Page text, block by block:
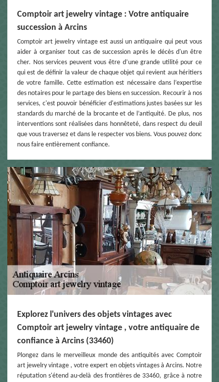
Comptoir art jewelry vintage : Votre antiquaire
succession à Arcins
Comptoir art jewelry vintage est aussi un antiquaire qui peut vous
aider à organiser tout cas de succession après le décès d'un être
cher. Nos services peuvent vous être d’une grande utilité pour ce
qui est de définir la valeur de chaque objet qui revient aux héritiers
de votre famille. Cette estimation est nécessaire dans l’expertise
des notaires pour le partage des biens en succession. Recourir à nos
services, c'est pouvoir bénéficier d'estimations justes basées sur les
standards du marché de la brocante et de l’antiquité. De plus, nos
interventions sont réalisées dans honnêteté, dans respect du deuil
que vous traversez et dans le respecter vos biens. Vous pouvez donc
nous faire entièrement confiance.
Explorez l'univers des objets vintages avec
Comptoir art jewelry vintage , votre antiquaire de
confiance à Arcins (33460)
Plongez dans le merveilleux monde des antiquités avec Comptoir
art jewelry vintage , votre expert en objets vintages à Arcins. Notre
réputation s'étend au-delà des frontières de 33460, grâce à notre